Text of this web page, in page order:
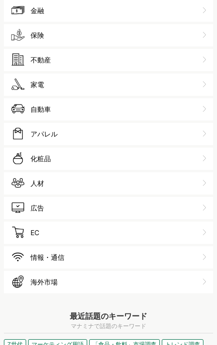
金融
保険
不動産
家電
自動車
アパレル
化粧品
人材
広告
EC
情報・通信
海外市場
最近話題のキーワード
マナミナで話題のキーワード